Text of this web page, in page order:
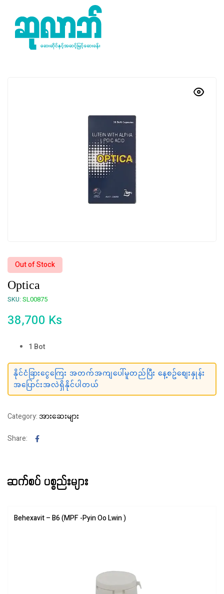
Out of Stock
Optica
SKU:SL00875
38,700 Ks
1 Bot
နိုင်ငံခြားငွေကြေး အတက်အကျပေါ်မူတည်ပြီး နေ့စဥ်စျေးနှုန်း
အပြောင်းအလဲရှိနိုင်ပါတယ်
Category: အားဆေးများ
Share: Facebook
ဆက်စပ် ပစ္စည်းများ
Behexavit – B6 (MPF -Pyin Oo Lwin )